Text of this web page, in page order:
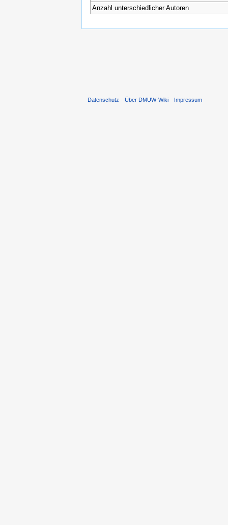
Anzahl unterschiedlicher Autoren
Datenschutz Über DMUW-Wiki Impressum